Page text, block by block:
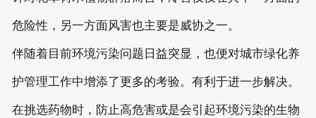
防寒布样品
危险性，另一方面风害也主要是威协之一。
伴随着目前环境污染问题日益突显，也便对城市绿化养
护管理工作中增添了更多的考验。有利于进一步解决。
在挑选药物时，防止高危害或是会引起环境污染的生物